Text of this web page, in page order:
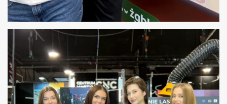
STATYŚCI, MODELE DO PRODUKCJI
REKLAMOWYCH